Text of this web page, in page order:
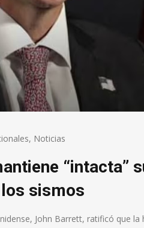
, Noticias
“intacta”
sismos
John Barrett, ratificó que